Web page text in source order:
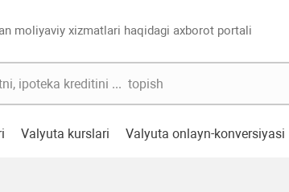
moliyaviy xizmatlari haqidagi axborot portali
Valyuta kurslari Valyuta onlayn-konversiyasi